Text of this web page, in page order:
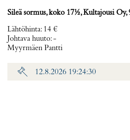
Sileä sormus, koko 17½, Kultajousi Oy,
Lähtöhinta: 14 €
Johtava huuto:-
Myyrmäen Pantti
12.8.2026 19:24:30